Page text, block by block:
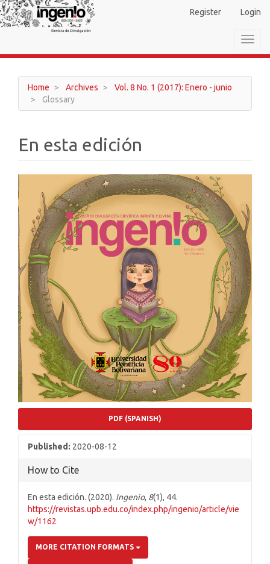
Main
Navigation
Main
Sidebar
Register Login
Home Archives
Vol. 8 No. 1 (2017): Enero - junio
Glossary
En esta edición
Article
Sidebar
PDF (SPANISH)
Published: 2020-08-12
How to Cite
En esta edición. (2020). Ingenio, 8(1), 44.
https://revistas.upb.edu.co/index.php/ingenio/article/vie
w/1162
MORE CITATION FORMATS